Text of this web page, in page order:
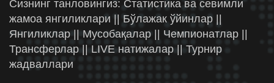
Сизнинг танловингиз: Статистика ва севимли
жамоа янгиликлари || Бўлажак ўйинлар ||
Янгиликлар || Мусобақалар || Чемпионатлар ||
Трансферлар || LIVE натижалар || Турнир
жадваллари